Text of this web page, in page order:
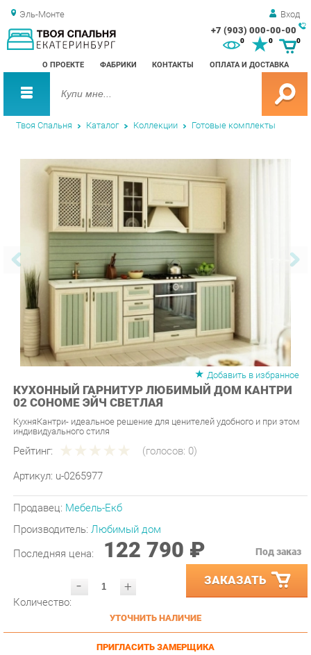
Эль-Монте Вход
+7 (903) 000-00-00
О ПРОЕКТЕ ФАБРИКИ КОНТАКТЫ ОПЛАТА И ДОСТАВКА
0 0
Твоя Спальня Каталог Коллекции Готовые комплекты
Добавить в избранное
КУХОННЫЙ ГАРНИТУР ЛЮБИМЫЙ ДОМ КАНТРИ
02 СОНОМЕ ЭЙЧ СВЕТЛАЯ
КухняКантри- идеальное решение для ценителей удобного и при этом
Рейтинг:
Артикул: u-0265977
Производитель:Любимый дом
Последняя цена: 122 790 ₽
- ЗАКАЗАТЬ
УТОЧНИТЬ НАЛИЧИЕ
ПРИГЛАСИТЬ ЗАМЕРЩИКА
ГАРАНТИЯ ЛУЧШЕЙ ЦЕНЫ